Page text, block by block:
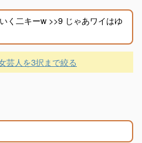
く二キーw >>9 じゃあワイはゆ
芸人を3択まで絞る